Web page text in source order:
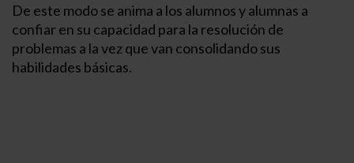
De este modo se anima a los alumnos y alumnas a
confiar en su capacidad para la resolución de
problemas a la vez que van consolidando sus
habilidades básicas.